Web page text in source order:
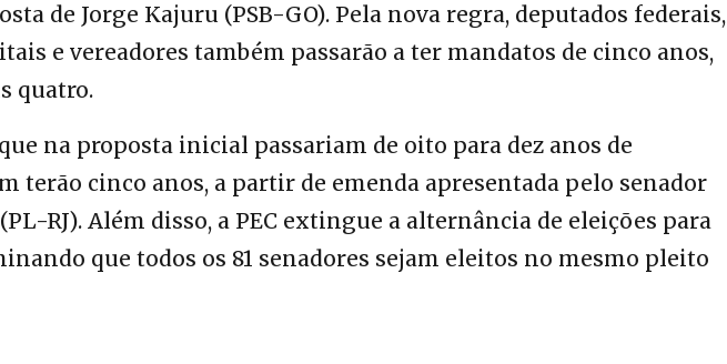
de Jorge Kajuru (PSB-GO). Pela nova regra, deputados federais,
e vereadores também passarão a ter mandatos de cinco anos,
quatro.
que na proposta inicial passariam de oito para dez anos de
terão cinco anos, a partir de emenda apresentada pelo senador
RJ). Além disso, a PEC extingue a alternância de eleições para
que todos os 81 senadores sejam eleitos no mesmo pleito